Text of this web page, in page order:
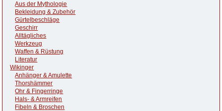
Aus der Mythologie
Bekleidung & Zubehör
Gürtelbeschläge
Geschirr
Alltägliches
Werkzeug
Waffen & Rüstung
Literatur
Wikinger
Anhänger & Amulette
Thorshämmer
Ohr & Fingerringe
Hals- & Armreifen
Fibeln & Broschen